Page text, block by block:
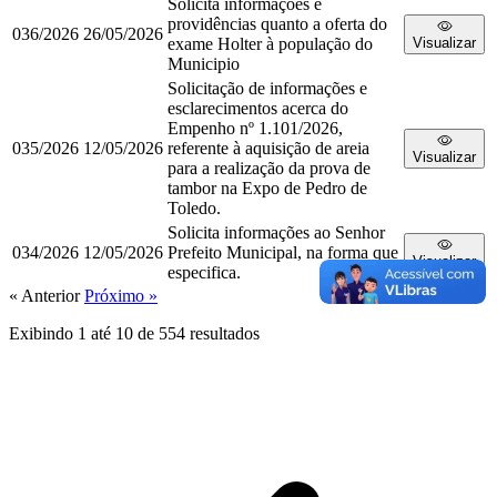
036/2026 26/05/2026
Solicita informações e
providências quanto a oferta do
exame Holter à população do
Municipio
Visualizar
035/2026 12/05/2026
Solicitação de informações e
esclarecimentos acerca do
Empenho nº 1.101/2026,
referente à aquisição de areia
para a realização da prova de
tambor na Expo de Pedro de
Toledo.
Visualizar
034/2026 12/05/2026
Solicita informações ao Senhor
Prefeito Municipal, na forma que
especifica.
Visualizar
« AnteriorPróximo »
Exibindo 1 até 10 de 554 resultados